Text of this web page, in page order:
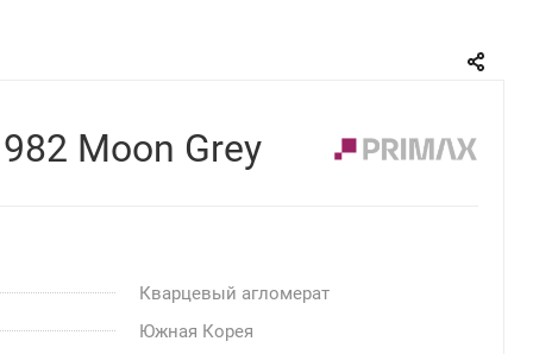
Moon Grey
Кварцевый агломерат
Южная Корея